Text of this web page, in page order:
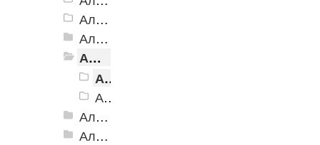
Алюминиевая полоса с двумя резиновыми вставками АП-72
Алюминиевая Полоса с двумя резиновыми вставками АП-70
Алюминиевая Полоса с двумя резиновыми вставками АП-86 Премиум
Алюминиевая Полоса АП-86, Премиум черная
Алюминиевая Полоса АП-86, Премиум желтый
Алюминиевая Полоса с тремя резиновыми вставками АП-100
Алюминиевая Полоса с пятью резиновыми вставками АП-162